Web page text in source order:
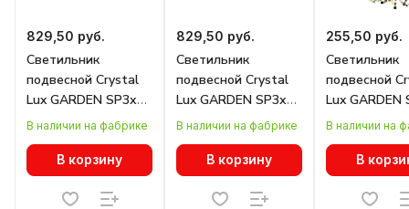
829,50 руб.
Светильник
подвесной Crystal
Lux GARDEN SP3х3
L1200 GOLD
В наличии на фабрике
В корзину
829,50 руб.
Светильник
подвесной Crystal
Lux GARDEN SP3х3
L1200 CHROME
В наличии на фабрике
В корзину
255,50 руб.
Светильник
подвесной
Lux GARDEN
D400 GOLD
В наличии на
В